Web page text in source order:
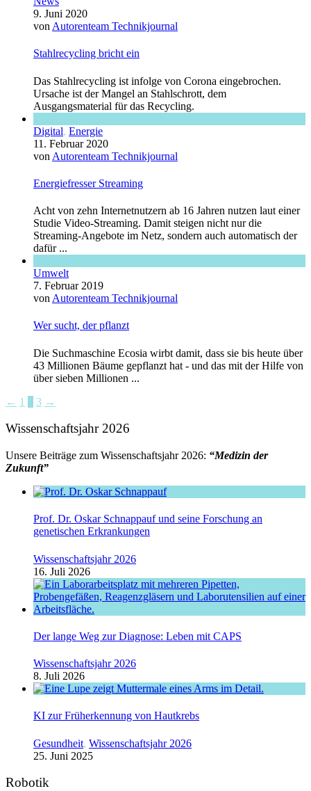
9. Juni 2020
von Autorenteam Technikjournal
Stahlrecycling bricht ein
Das Stahlrecycling ist infolge von Corona eingebrochen.
Ursache ist der Mangel an Stahlschrott, dem
Ausgangsmaterial für das Recycling.
Digital, Energie
11. Februar 2020
von Autorenteam Technikjournal
Energiefresser Streaming
Acht von zehn Internetnutzern ab 16 Jahren nutzen laut einer
Studie Video-Streaming. Damit steigen nicht nur die
Streaming-Angebote im Netz, sondern auch automatisch der
dafür ...
Umwelt
7. Februar 2019
von Autorenteam Technikjournal
Wer sucht, der pflanzt
Die Suchmaschine Ecosia wirbt damit, dass sie bis heute über
43 Millionen Bäume gepflanzt hat - und das mit der Hilfe von
über sieben Millionen ...
← 1 3 →
Wissenschaftsjahr 2026
Unsere Beiträge zum Wissenschaftsjahr 2026: “Medizin der
Zukunft”
Prof. Dr. Oskar Schnappauf und seine Forschung an
genetischen Erkrankungen
Wissenschaftsjahr 2026
16. Juli 2026
Der lange Weg zur Diagnose: Leben mit CAPS
Wissenschaftsjahr 2026
8. Juli 2026
KI zur Früherkennung von Hautkrebs
Gesundheit, Wissenschaftsjahr 2026
25. Juni 2025
Robotik